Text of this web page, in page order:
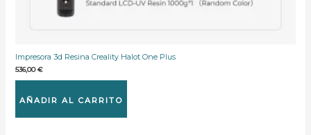
Impresora 3d Resina Creality Halot One Plus
536,00€
AÑADIR AL CARRITO